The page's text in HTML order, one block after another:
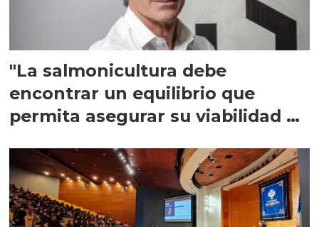
"La salmonicultura debe
encontrar un equilibrio que
permita asegurar su viabilidad de